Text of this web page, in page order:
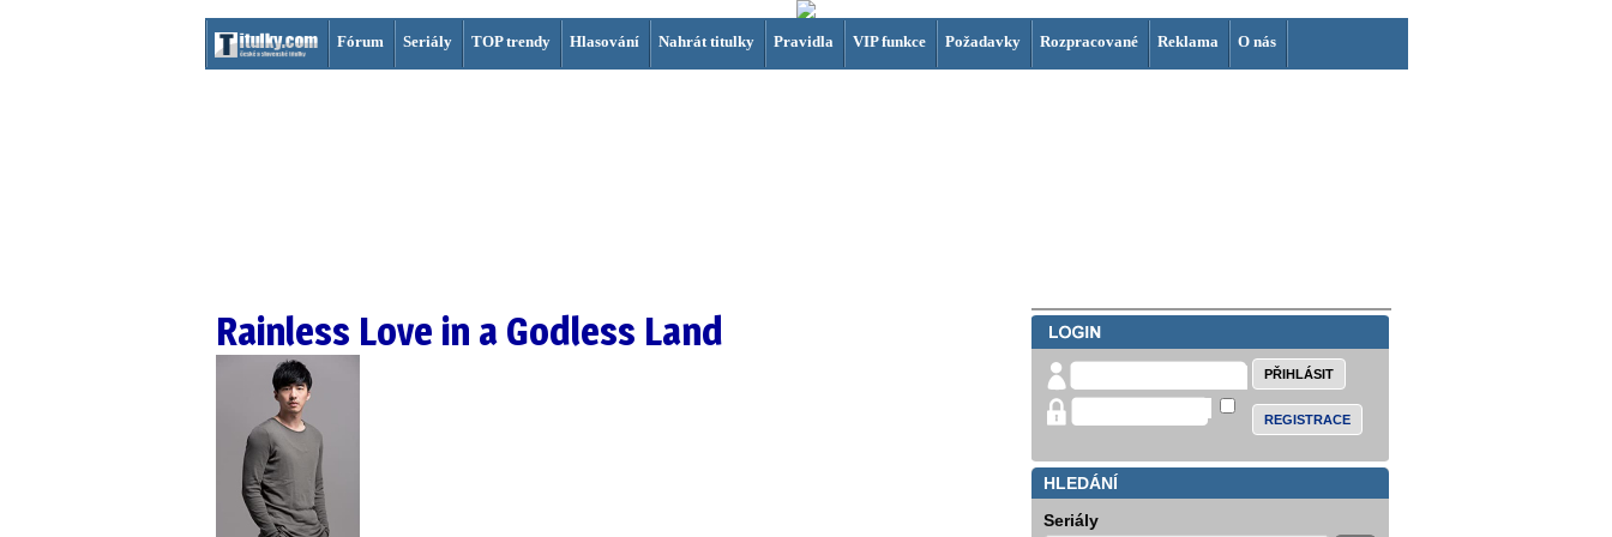
Fórum Seriály TOP trendy Hlasování Nahrát titulky Pravidla VIP funkce Požadavky Rozpracované Reklama O nás
Rainless Love in a Godless Land
REGISTRACE
HLEDÁNÍ
Seriály